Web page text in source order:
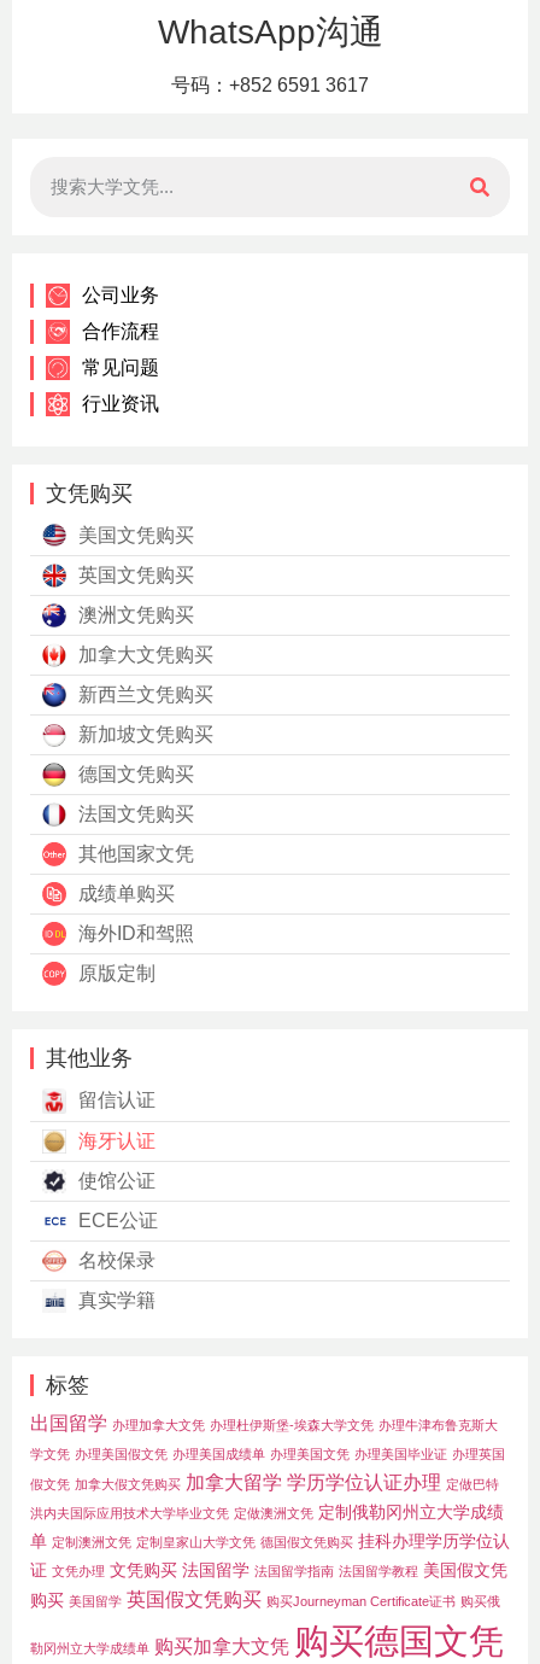
WhatsApp沟通
号码：+852 6591 3617
公司业务
合作流程
常见问题
行业资讯
文凭购买
美国文凭购买
英国文凭购买
澳洲文凭购买
加拿大文凭购买
新西兰文凭购买
新加坡文凭购买
德国文凭购买
法国文凭购买
其他国家文凭
成绩单购买
海外ID和驾照
原版定制
其他业务
留信认证
海牙认证
使馆公证
ECE公证
名校保录
真实学籍
标签
出国留学 办理加拿大文凭 办理杜伊斯堡-埃森大学文凭 办理牛津布鲁克斯大
学文凭 办理美国假文凭 办理美国成绩单 办理美国文凭 办理美国毕业证 办理英国
假文凭 加拿大假文凭购买 加拿大留学 学历学位认证办理 定做巴特
洪内夫国际应用技术大学毕业文凭 定做澳洲文凭 定制俄勒冈州立大学成绩
单 定制澳洲文凭 定制皇家山大学文凭 德国假文凭购买 挂科办理学历学位认
证 文凭办理 文凭购买 法国留学 法国留学指南 法国留学教程 美国假文凭
购买 美国留学 英国假文凭购买 购买Journeyman Certificate证书 购买俄
勒冈州立大学成绩单 购买加拿大文凭 购买德国文凭